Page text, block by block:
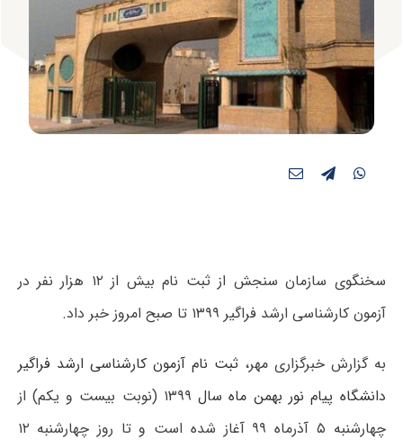
سخنگوی سازمان سنجش از ثبت نام بیش از ۱۲ هزار نفر در
آزمون کارشناسی ارشد فراگیر ۱۳۹۹ تا صبح امروز خبر داد.
به گزارش خبرگزاری مهر،ثبت نام آزمون کارشناسی ارشد فراگیر
دانشگاه پیام نور بهمن ماه سال
۱۳۹۹ (نوبت بیست و یکم) از
چهارشنبه ۵ آذرماه ۹۹ آغاز شده است و تا روز چهارشنبه ۱۲